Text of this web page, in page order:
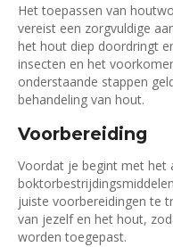
Het toepassen van
vereist een zorgvuldige
het hout diep doordringt
insecten en het
onderstaande stappen
behandeling van hout.
Voorbereiding
Voordat je begint met het
juiste voorbereidingen te
van jezelf en het hout,
worden toegepast.